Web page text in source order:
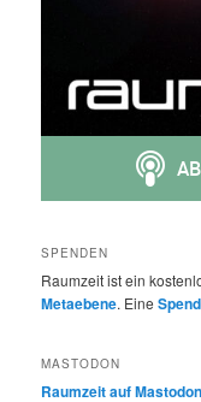
SPENDEN
Raumzeit ist ein
Metaebene. Eine
MASTODON
Raumzeit auf Mastodon